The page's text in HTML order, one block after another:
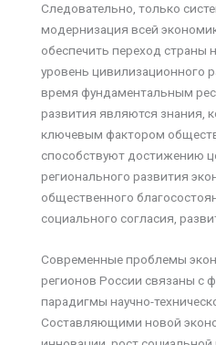
Следовательно, только
модернизация всей
обеспечить переход страны
уровень цивилизационного
время фундаментальным
развития являются знания,
ключевым фактором
способствуют достижению
регионального развития
общественного
социального согласия,
Современные проблемы
регионов России связаны с
парадигмы научно-
Составляющими новой